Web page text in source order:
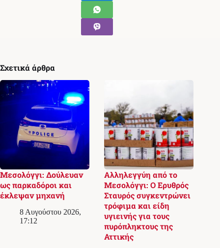
Σχετικά άρθρα
Μεσολόγγι: Δούλευαν
ως παρκαδόροι και
έκλεψαν μηχανή
8 Αυγούστου 2026,
17:12
Αλληλεγγύη από το
Μεσολόγγι: Ο Ερυθρός
Σταυρός συγκεντρώνει
τρόφιμα και είδη
υγιεινής για τους
πυρόπληκτους της
Αττικής